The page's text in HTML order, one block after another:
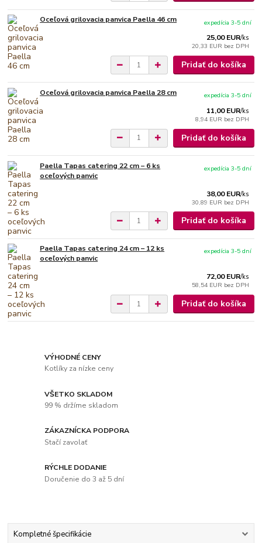
Oceľová grilovacia panvica Paella 46 cm
25,00 EUR/ks
20,33 EUR bez DPH
expedícia 3-5 dní
Pridať do košíka
Oceľová grilovacia panvica Paella 28 cm
11,00 EUR/ks
8,94 EUR bez DPH
expedícia 3-5 dní
Pridať do košíka
Paella Tapas catering 22 cm – 6 ks
oceľových panvic
38,00 EUR/ks
30,89 EUR bez DPH
expedícia 3-5 dní
Pridať do košíka
Paella Tapas catering 24 cm – 12 ks
oceľových panvic
72,00 EUR/ks
58,54 EUR bez DPH
expedícia 3-5 dní
Pridať do košíka
VÝHODNÉ CENY
Kotlíky za nízke ceny
VŠETKO SKLADOM
99 % držíme skladom
ZÁKAZNÍCKA PODPORA
Stačí zavolať
RÝCHLE DODANIE
Doručenie do 3 až 5 dní
Kompletné špecifikácie